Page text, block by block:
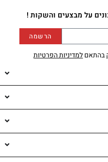
על מבצעים והשקות !
בהתאםלמדיניות הפרטיות
הרשמה